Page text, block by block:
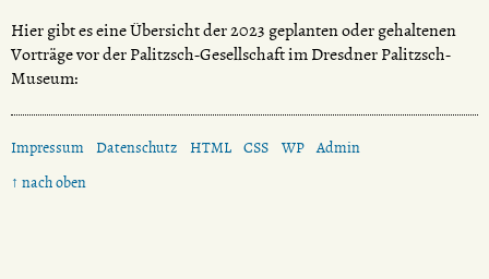
Hier gibt es eine Übersicht der 2023 geplanten oder gehaltenen
Vorträge vor der Palitzsch-Gesellschaft im Dresdner Palitzsch-
Museum:
Impressum Datenschutz HTML CSS WP Admin
↑ nach oben